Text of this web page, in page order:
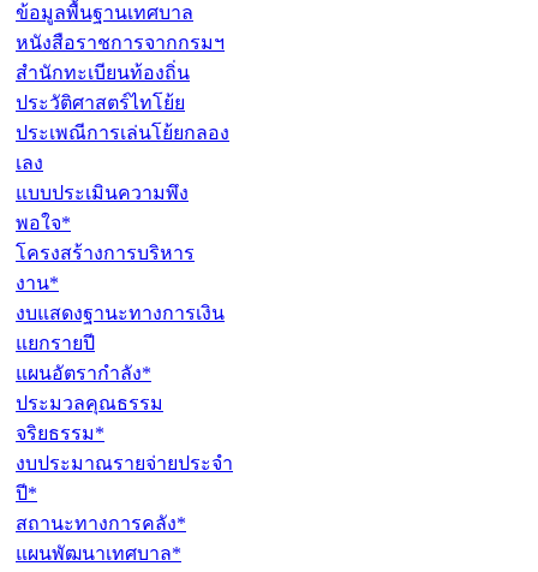
ข้อมูลพื้นฐานเทศบาล
หนังสือราชการจากกรมฯ
สำนักทะเบียนท้องถิ่น
ประวัติศาสตร์ไทโย้ย
ประเพณีการเล่นโย้ยกลอง
เลง
แบบประเมินความพึง
พอใจ*
โครงสร้างการบริหาร
งาน*
งบแสดงฐานะทางการเงิน
แยกรายปี
แผนอัตรากำลัง*
ประมวลคุณธรรม
จริยธรรม*
งบประมาณรายจ่ายประจำ
ปี*
สถานะทางการคลัง*
แผนพัฒนาเทศบาล*